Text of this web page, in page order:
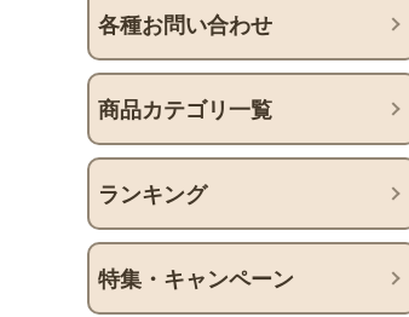
各種お問い合わせ
商品カテゴリ一覧
ランキング
特集・キャンペーン